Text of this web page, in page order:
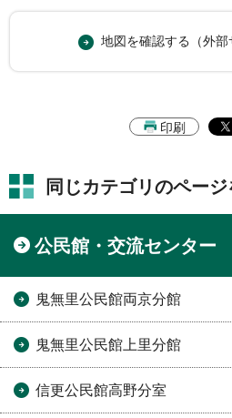
地図を確認する（外部
印刷
同じカテゴリのペー
公民館・交流センター
鬼無里公民館両京分館
鬼無里公民館上里分館
信更公民館高野分室